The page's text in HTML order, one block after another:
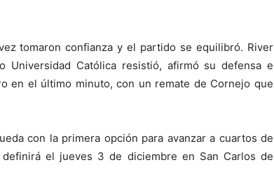
tomaron confianza y el partido se equilibró. River
Universidad Católica resistió, afirmó su defensa e
en el último minuto, con un remate de Cornejo que
con la primera opción para avanzar a cuartos de
el jueves 3 de diciembre en San Carlos de